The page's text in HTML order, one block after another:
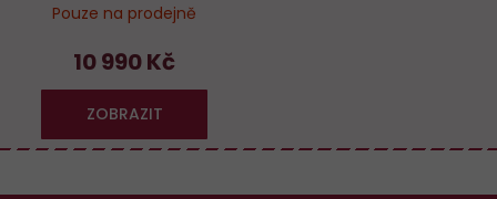
Pouze na prodejně
10 990 Kč
ZOBRAZIT